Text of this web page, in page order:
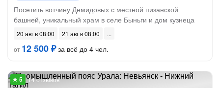
Посетить вотчину Демидовых с местной пизанской
башней, уникальный храм в селе Быньги и дом кузнеца
20 авг в 08:00
21 авг в 08:00
от 12 500 ₽за всё до 4 чел.
14 отзывов